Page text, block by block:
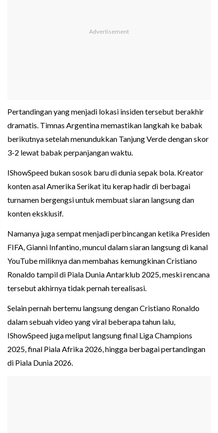
Pertandingan yang menjadi lokasi insiden tersebut berakhir
dramatis. Timnas Argentina memastikan langkah ke babak
berikutnya setelah menundukkan Tanjung Verde dengan skor
3-2 lewat babak perpanjangan waktu.
IShowSpeed bukan sosok baru di dunia sepak bola. Kreator
konten asal Amerika Serikat itu kerap hadir di berbagai
turnamen bergengsi untuk membuat siaran langsung dan
konten eksklusif.
Namanya juga sempat menjadi perbincangan ketika Presiden
FIFA, Gianni Infantino, muncul dalam siaran langsung di kanal
YouTube miliknya dan membahas kemungkinan Cristiano
Ronaldo tampil di Piala Dunia Antarklub 2025, meski rencana
tersebut akhirnya tidak pernah terealisasi.
Selain pernah bertemu langsung dengan Cristiano Ronaldo
dalam sebuah video yang viral beberapa tahun lalu,
IShowSpeed juga meliput langsung final Liga Champions
2025, final Piala Afrika 2026, hingga berbagai pertandingan
di Piala Dunia 2026.